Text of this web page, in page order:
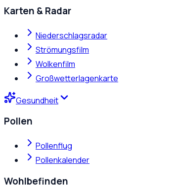
Karten & Radar
Niederschlagsradar
Strömungsfilm
Wolkenfilm
Großwetterlagenkarte
Gesundheit
Pollen
Pollenflug
Pollenkalender
Wohlbefinden